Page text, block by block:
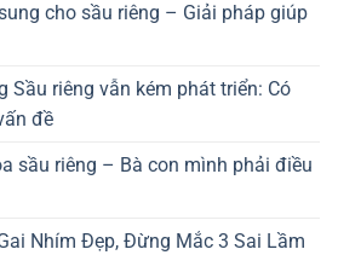
cho sầu riêng – Giải pháp giúp
Sầu riêng vẫn kém phát triển: Có
đề
sầu riêng – Bà con mình phải điều
Nhím Đẹp, Đừng Mắc 3 Sai Lầm